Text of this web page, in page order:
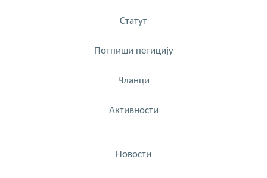
Статут
Потпиши петицију
Чланци
Активности
Новости